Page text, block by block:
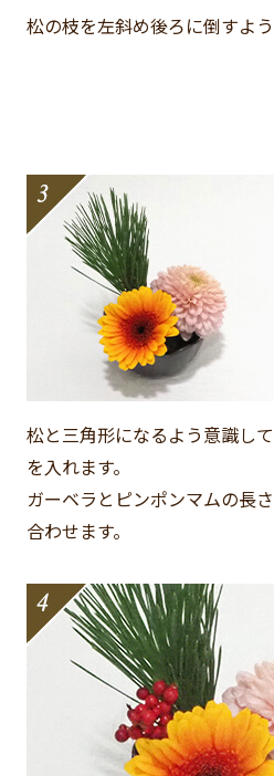
松の枝を左斜め後ろに倒すよう
松と三角形になるよう意識し
を入れます。
ガーベラとピンポンマムの長
合わせます。